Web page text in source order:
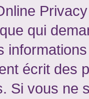
qui
écrit des
Si vous ne